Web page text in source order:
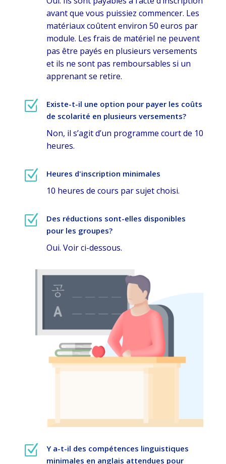
avant que vous puissiez commencer. Les
matériaux coûtent environ 50 euros par
module. Les frais de matériel ne peuvent
pas être payés en plusieurs versements
et ils ne sont pas remboursables si un
apprenant se retire.
Z
Existe-t-il une option pour payer les coûts
de scolarité en plusieurs versements?
Non, il s’agit d’un programme court de 10
heures.
Z Heures d'inscription minimales
10 heures de cours par sujet choisi.
Z
Des réductions sont-elles disponibles
pour les groupes?
Oui. Voir ci-dessous.
Z
Y a-t-il des compétences linguistiques
minimales en anglais attendues pour